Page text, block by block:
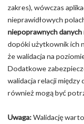
zakres), wówczas
nieprawidłowych
niepoprawnych danych
dopóki użytkownik ich
że walidacja na
Dodatkowe
walidacja relacji
również mogą być
Uwaga:Walidację